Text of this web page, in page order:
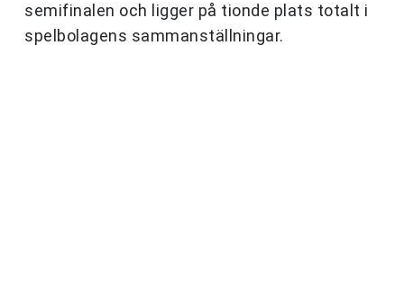
semifinalen och ligger på tionde plats totalt i
spelbolagens sammanställningar.